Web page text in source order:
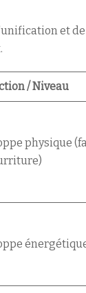
et
/ Niveau
physique